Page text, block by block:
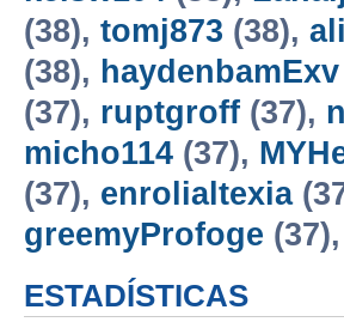
(38), tomj873 (38),
(38), haydenbamExv
(37), ruptgroff (37),
micho114 (37),
(37), enrolialtexia
greemyProfoge (37),
ESTADÍSTICAS